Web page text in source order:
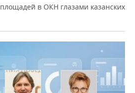
в ОКН глазами казанских